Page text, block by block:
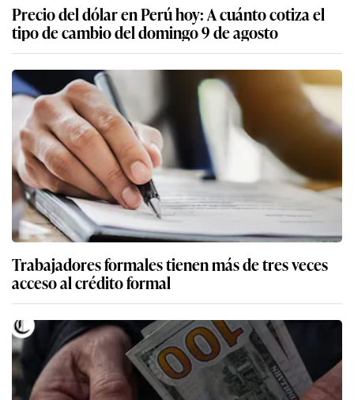
Precio del dólar en Perú hoy: A cuánto cotiza el
tipo de cambio del domingo 9 de agosto
Trabajadores formales tienen más de tres veces
acceso al crédito formal